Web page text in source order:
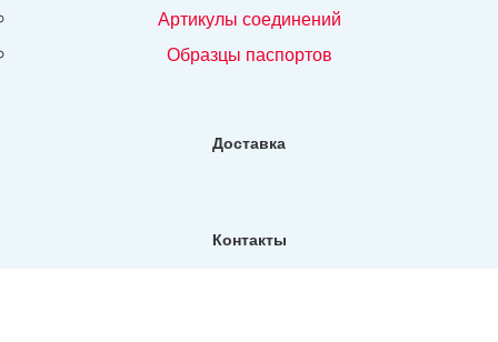
артикулы соединений
образцы паспортов
Доставка
Контакты